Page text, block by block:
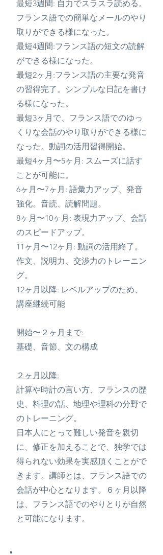
最短3週間: 自力でスラスラ読める。
フランス語での簡単なメールのやり
取りができる様になった。
最短4週間:フランス語の短文の読解
ができる様になった。
最短2ヶ月:フランス語の主要な発音
の習得完了。シンプルな日記を書け
る様になった。
最短3ヶ月で、フランス語でのゆっ
くりな会話のやり取りができる様に
なった。動詞の活用習得開始。
最短4ヶ月〜5ヶ月: スムーズに話す
ことが可能に。
6ヶ月〜7ヶ月: 語彙力アップ、発音
強化。音読、読解問題。
8ヶ月 〜10ヶ月: 表現力アップ、会話
のスピードアップ。
11ヶ月 〜12ヶ月: 動詞の活用終了。
作文、説明力、交渉力のトレーニン
グ。
12ヶ月以降: レベルアップのため、
講座継続可能
開始〜２ヶ月まで:
基礎、音節、文の構成
２ヶ月以降:
計算や時計の言い方、フランスの歴
史、料理の話、地理や理科の分野で
のトレーニング。
日本人にとって難しい発音を親切
に、修正を加えることで、独学では
得られない効果を実感頂くことがで
きます。講師とは、フランス語での
会話が中心となります。６ヶ月以降
は、フランス語でのやりとりが自然
と可能になります。